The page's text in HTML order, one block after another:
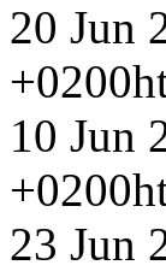
20 Jun
+0200
10 Jun
+0200
23 Jun